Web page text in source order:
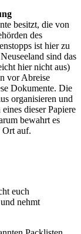
besitzt, die von
des
ist hier zu
sind das
hier nicht aus)
vor Abreise
Dokumente. Die
organisieren und
dieser Papiere
bewahrt es
Ort auf.
euch
nehmt